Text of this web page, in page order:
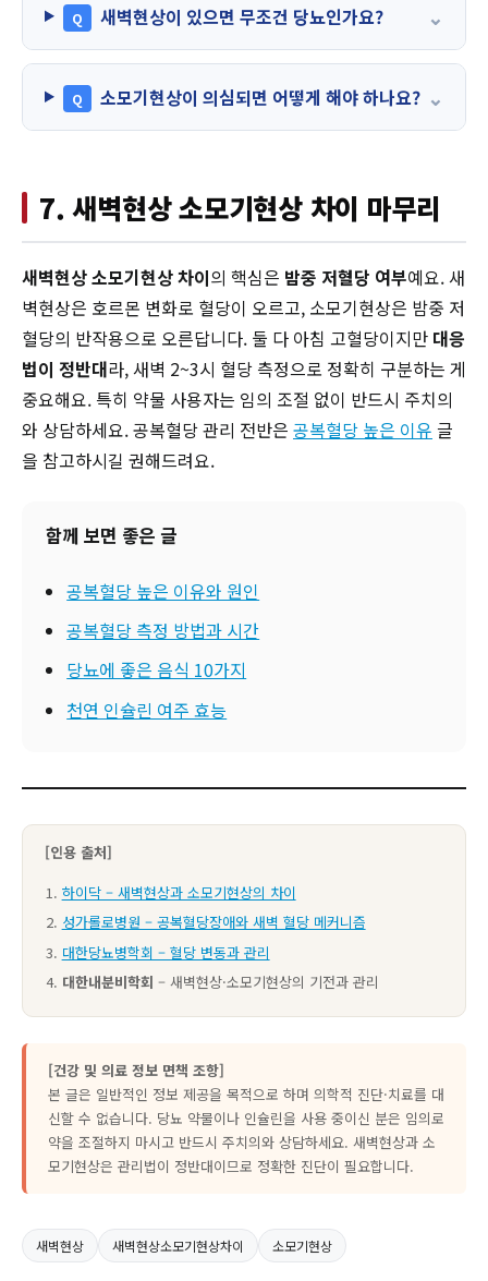
Q 새벽현상이 있으면 무조건 당뇨인가요? ⌄
Q 소모기현상이 의심되면 어떻게 해야 하나요? ⌄
7. 새벽현상 소모기현상 차이 마무리
새벽현상 소모기현상 차이의 핵심은 밤중 저혈당 여부예요. 새
벽현상은 호르몬 변화로 혈당이 오르고, 소모기현상은 밤중 저
혈당의 반작용으로 오른답니다. 둘 다 아침 고혈당이지만 대응
법이 정반대라, 새벽 2~3시 혈당 측정으로 정확히 구분하는 게
중요해요. 특히 약물 사용자는 임의 조절 없이 반드시 주치의
와 상담하세요. 공복혈당 관리 전반은 공복혈당 높은 이유 글
을 참고하시길 권해드려요.
함께 보면 좋은 글
공복혈당 높은 이유와 원인
공복혈당 측정 방법과 시간
당뇨에 좋은 음식 10가지
천연 인슐린 여주 효능
[인용 출처]
하이닥 – 새벽현상과 소모기현상의 차이
성가롤로병원 – 공복혈당장애와 새벽 혈당 메커니즘
대한당뇨병학회 – 혈당 변동과 관리
대한내분비학회 – 새벽현상·소모기현상의 기전과 관리
[건강 및 의료 정보 면책 조항]
본 글은 일반적인 정보 제공을 목적으로 하며 의학적 진단·치료를 대
신할 수 없습니다. 당뇨 약물이나 인슐린을 사용 중이신 분은 임의로
약을 조절하지 마시고 반드시 주치의와 상담하세요. 새벽현상과 소
모기현상은 관리법이 정반대이므로 정확한 진단이 필요합니다.
새벽현상 새벽현상소모기현상차이 소모기현상